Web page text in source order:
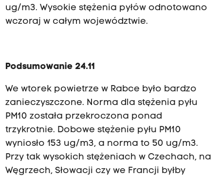
ug/m3. Wysokie stężenia pyłów odnotowano
wczoraj w całym województwie.
Podsumowanie 24.11
We wtorek powietrze w Rabce było bardzo
zanieczyszczone. Norma dla stężenia pyłu
PM10 została przekroczona ponad
trzykrotnie. Dobowe stężenie pyłu PM10
wyniosło 153 ug/m3, a norma to 50 ug/m3.
Przy tak wysokich stężeniach w Czechach, na
Węgrzech, Słowacji czy we Francji byłby